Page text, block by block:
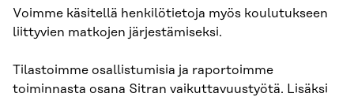
Voimme käsitellä henkilötietoja myös koulutukseen
liittyvien matkojen järjestämiseksi.
Tilastoimme osallistumisia ja raportoimme
toiminnasta osana Sitran vaikuttavuustyötä. Lisäksi